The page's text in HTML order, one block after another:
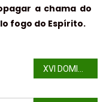
a chama do
fogo do Espírito.